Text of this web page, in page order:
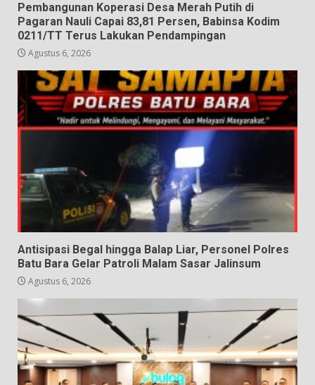
Pembangunan Koperasi Desa Merah Putih di
Pagaran Nauli Capai 83,81 Persen, Babinsa Kodim
0211/TT Terus Lakukan Pendampingan
Agustus 6, 2026
Antisipasi Begal hingga Balap Liar, Personel Polres
Batu Bara Gelar Patroli Malam Sasar Jalinsum
Agustus 6, 2026